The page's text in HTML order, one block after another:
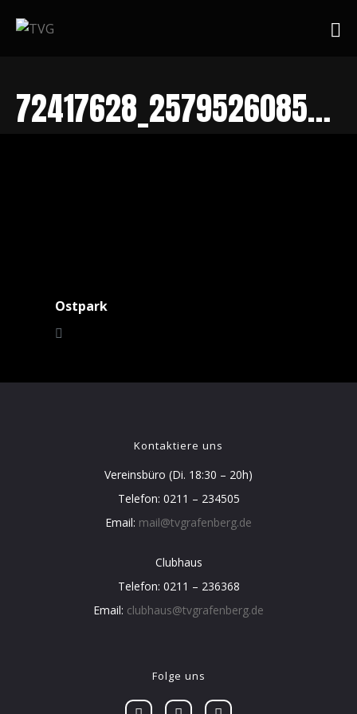
72417628_2579526085458077_7005559192735973376_o
Ostpark
Kontaktiere uns
Vereinsbüro (Di. 18:30 – 20h)
Telefon: 0211 – 234505
Email: mail@tvgrafenberg.de
Clubhaus
Telefon: 0211 – 236368
Email: clubhaus@tvgrafenberg.de
Folge uns